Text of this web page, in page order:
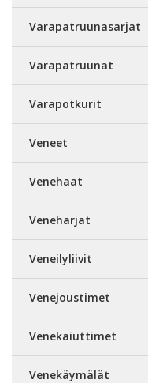
Varapatruunasarjat
Varapatruunat
Varapotkurit
Veneet
Venehaat
Veneharjat
Veneilyliivit
Venejoustimet
Venekaiuttimet
Venekäymälät